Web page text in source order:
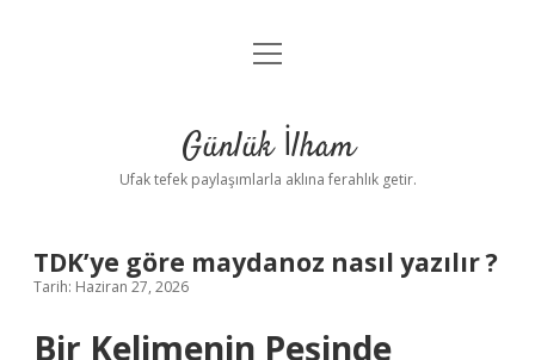
Anasayfa
Yasal Uyarı
menüyü
Günlük İlham
Ufak tefek paylaşımlarla aklına ferahlık getir.
TDK’ye göre maydanoz nasıl yazılır ?
Tarih: Haziran 27, 2026
Bir Kelimenin Peşinde